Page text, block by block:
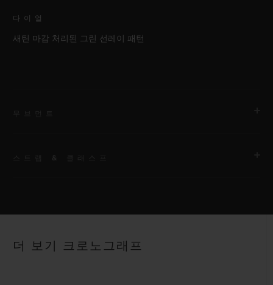
다이얼
새틴 마감 처리된 그린 선레이 패턴
약 48시간
스트랩
더 보기 크로노그래프